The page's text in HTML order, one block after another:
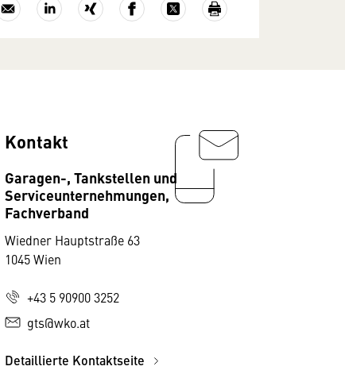
Kontakt
Garagen-, Tankstellen und
Serviceunternehmungen,
Fachverband
Wiedner Hauptstraße 63
1045 Wien
+43 5 90900 3252
gts@wko.at
Detaillierte Kontaktseite